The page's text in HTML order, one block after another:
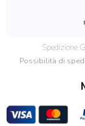
Spedizione
Possibilità di